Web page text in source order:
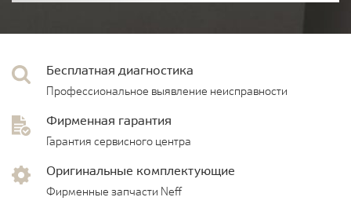
Бесплатная диагностика
Профессиональное выявление неисправности
Фирменная гарантия
Гарантия сервисного центра
Оригинальные комплектующие
Фирменные запчасти Neff